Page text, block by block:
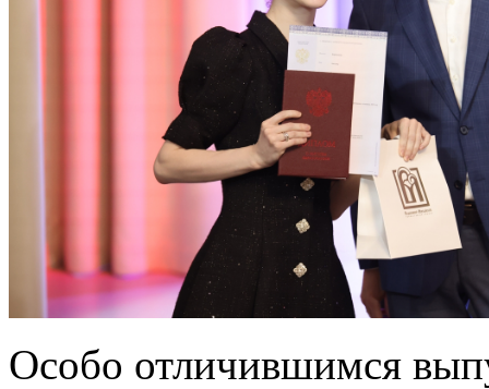
Особо отличившимся